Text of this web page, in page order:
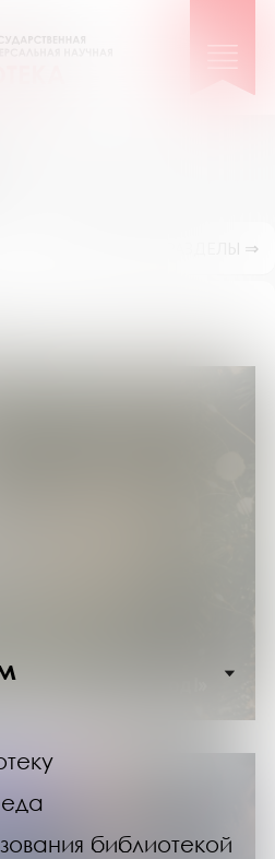
библиотекой
ёлка, Новый год!»
ПОКАЗАТЬ ПОДРАЗДЕЛЫ ⇒